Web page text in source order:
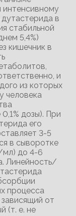
интенсивному
в
стабильной
5,4%)
кишечник в
и
из которых
человека
дозы). При
его
3-5
в сыворотке
мл) до 4-6
Линейность/
процесса
от
(т. е. не